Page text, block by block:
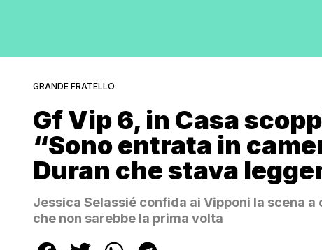
GRANDE FRATELLO
Gf Vip 6, in Casa
“Sono entrata in
Duran che stava
Jessica Selassié confida ai Vipponi la scena
che non sarebbe la prima volta